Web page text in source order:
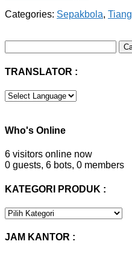
Categories: Sepakbola, Tiang
untuk:
TRANSLATOR :
Who's Online
6 visitors online now
0 guests, 6 bots, 0 members
KATEGORI PRODUK :
KATEGORI
JAM KANTOR :